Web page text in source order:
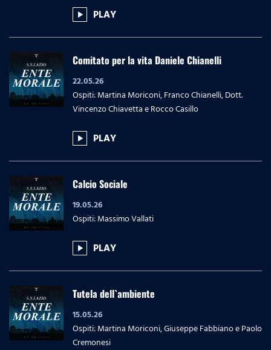
play_arrow PLAY
Comitato per la vita Daniele Chianelli
22.05.26
Ospiti: Martina Moriconi, Franco Chianelli, Dott.
Vincenzo Chiavetta e Rocco Casillo
play_arrow PLAY
Calcio Sociale
19.05.26
Ospiti: Massimo Vallati
play_arrow PLAY
Tutela dell`ambiente
15.05.26
Ospiti: Martina Moriconi, Giuseppe Fabbiano e Paolo
Cremonesi